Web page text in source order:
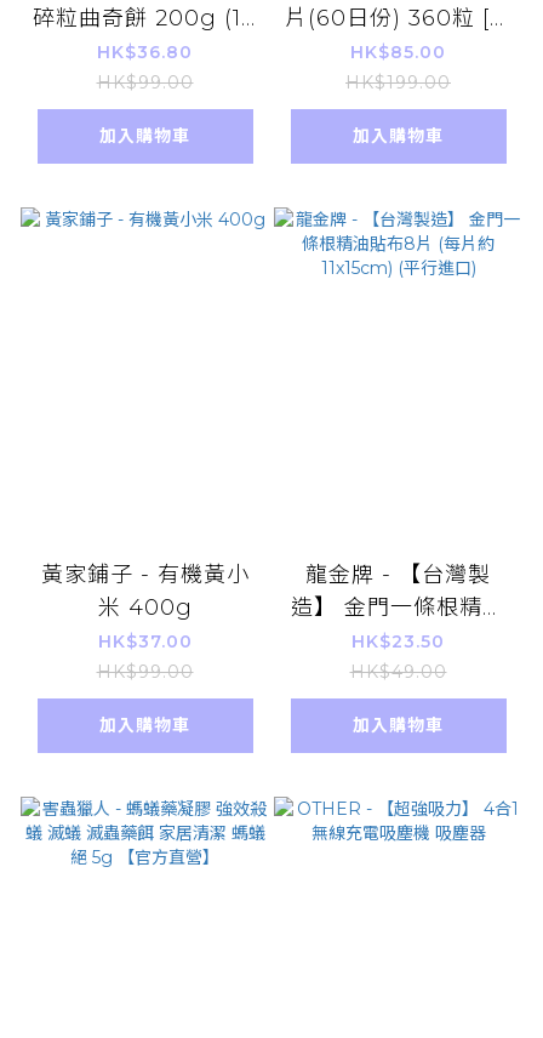
碎粒曲奇餅 200g (10
粒裝) (平行進口)
HK$36.80
HK$99.00
加入購物車
片(60日份) 360粒 [平
行進口]
HK$85.00
HK$199.00
加入購物車
黃家鋪子 - 有機黃小
米 400g
HK$37.00
HK$99.00
加入購物車
龍金牌 - 【台灣製
造】 金門一條根精油
貼布8片 (每片約
11x15cm) (平行進口)
HK$23.50
HK$49.00
加入購物車